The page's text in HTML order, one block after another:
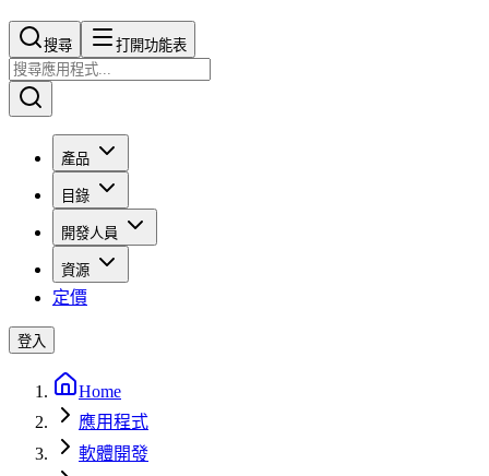
搜尋​​​​ 打開功能表
產品
目錄
開發人員
資源
定價
登入
Home
應用程式
軟體開發